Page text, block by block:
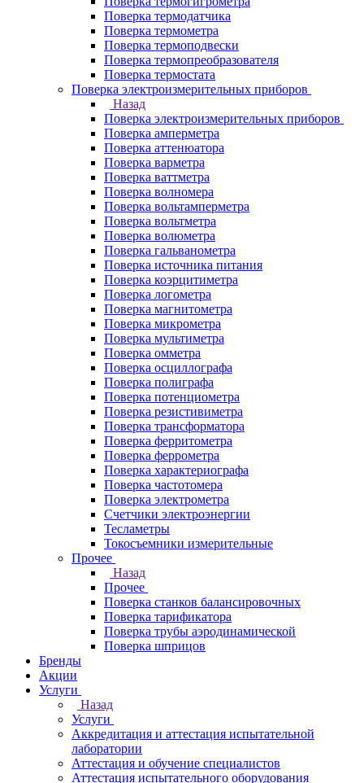
Поверка термодатчика
Поверка термометра
Поверка термоподвески
Поверка термопреобразователя
Поверка термостата
Поверка электроизмерительных приборов
Назад
Поверка электроизмерительных приборов
Поверка амперметра
Поверка аттенюатора
Поверка варметра
Поверка ваттметра
Поверка волномера
Поверка вольтамперметра
Поверка вольтметра
Поверка волюметра
Поверка гальванометра
Поверка источника питания
Поверка коэрцитиметра
Поверка логометра
Поверка магнитометра
Поверка микрометра
Поверка мультиметра
Поверка омметра
Поверка осциллографа
Поверка полиграфа
Поверка потенциометра
Поверка резистивиметра
Поверка трансформатора
Поверка ферритометра
Поверка феррометра
Поверка характериографа
Поверка частотомера
Поверка электрометра
Счетчики электроэнергии
Тесламетры
Токосъемники измерительные
Прочее
Назад
Прочее
Поверка станков балансировочных
Поверка тарификатора
Поверка трубы аэродинамической
Поверка шприцов
Бренды
Акции
Услуги
Назад
Услуги
Аккредитация и аттестация испытательной
лаборатории
Аттестация и обучение специалистов
Аттестация испытательного оборудования